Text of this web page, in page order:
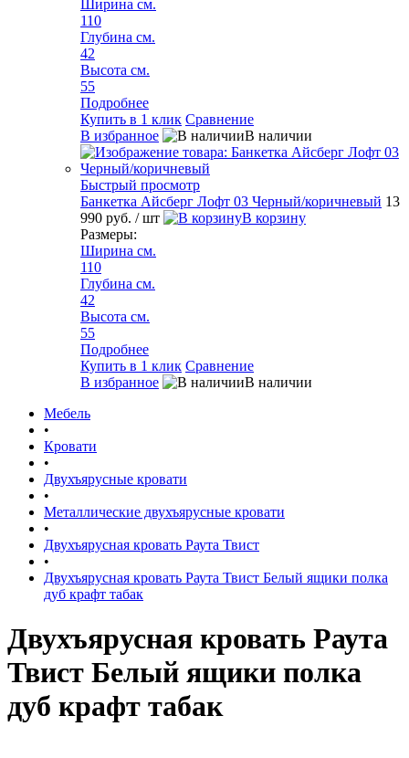
Ширина см.
110
Глубина см.
42
Высота см.
55
Подробнее
Купить в 1 клик Сравнение
В избранное
В наличии
Быстрый просмотр
Банкетка Айсберг Лофт 03 Черный/коричневый 13
990 руб. / шт
В корзину
Размеры:
Ширина см.
110
Глубина см.
42
Высота см.
55
Подробнее
Купить в 1 клик Сравнение
В избранное
В наличии
Мебель
•
Кровати
•
Двухъярусные кровати
•
Металлические двухъярусные кровати
•
Двухъярусная кровать Раута Твист
•
Двухъярусная кровать Раута Твист Белый ящики полка
дуб крафт табак
Двухъярусная кровать Раута
Твист Белый ящики полка
дуб крафт табак